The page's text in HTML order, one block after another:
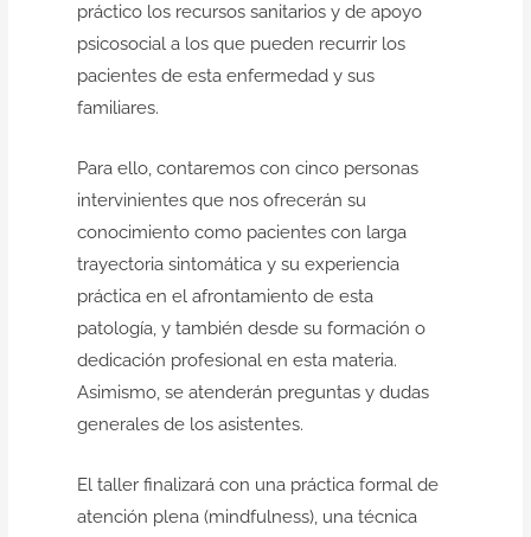
práctico los recursos sanitarios y de apoyo
psicosocial a los que pueden recurrir los
pacientes de esta enfermedad y sus
familiares.
Para ello, contaremos con cinco personas
intervinientes que nos ofrecerán su
conocimiento como pacientes con larga
trayectoria sintomática y su experiencia
práctica en el afrontamiento de esta
patología, y también desde su formación o
dedicación profesional en esta materia.
Asimismo, se atenderán preguntas y dudas
generales de los asistentes.
El taller finalizará con una práctica formal de
atención plena (mindfulness), una técnica